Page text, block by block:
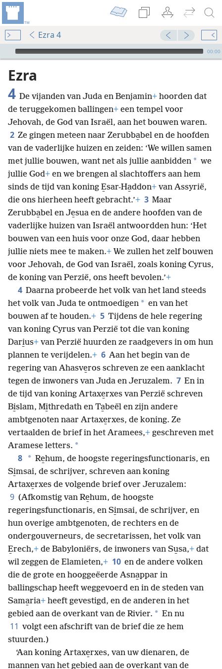
Ezra 4
Audio Player
00:00
Ezra
4 De vijanden van Juda en Benjamin+ hoorden dat
de teruggekomen ballingen+ een tempel voor
Jehovah, de God van Israël, aan het bouwen waren.
2 Ze gingen meteen naar Zerubba̱bel en de hoofden
van de vaderlijke huizen en zeiden: ‘We willen samen
met jullie bouwen, want net als jullie aanbidden * we
jullie God+ en we brengen al slachtoffers aan hem
sinds de tijd van koning E̱sar-Ha̱ddon+ van Assyrië,
die ons hierheen heeft gebracht.’+ 3 Maar
Zerubba̱bel en Je̱sua en de andere hoofden van de
vaderlijke huizen van Israël antwoordden hun: ‘Het
bouwen van een huis voor onze God, daar hebben
jullie niets mee te maken.+ We zullen het zelf bouwen
voor Jehovah, de God van Israël, zoals koning Cyrus,
de koning van Perzië, ons heeft bevolen.’+
4 Daarna probeerde het volk van het land steeds
het volk van Juda te ontmoedigen * en van het
bouwen af te houden.+ 5 Tijdens de hele regering
van koning Cyrus van Perzië tot die van koning
Dari̱us+ van Perzië huurden ze raadgevers in om hun
plannen te verijdelen.+ 6 Aan het begin van de
regering van Ahasve̱ros schreven ze een aanklacht
tegen de inwoners van Juda en Jeruzalem. 7 En in
de tijd van koning Artaxe̱rxes van Perzië schreven
Bi̱slam, Mi̱thredath en Ta̱beël en zijn andere
ambtgenoten naar Artaxe̱rxes, de koning. Ze
vertaalden de brief in het Aramees,+ geschreven met
Aramese letters. *
8 * Re̱hum, de hoogste regeringsfunctionaris, en
Si̱msai, de schrijver, schreven aan koning
Artaxe̱rxes de volgende brief over Jeruzalem:
9 (Afkomstig van Re̱hum, de hoogste
regeringsfunctionaris, en Si̱msai, de schrijver, en
hun overige ambtgenoten, de rechters en de
ondergouverneurs, de secretarissen, het volk van
E̱rech,+ de Babyloniërs, de inwoners van Su̱sa,+ dat
wil zeggen de Elamieten,+ 10 en de andere volken
die de grote en hooggeëerde Asna̱ppar in
ballingschap heeft weggevoerd en in de steden van
Sama̱ria+ heeft gevestigd, en de anderen in het
gebied aan de overkant van de Rivier. * En nu
11 volgt een afschrift van de brief die ze hem
stuurden.)
‘Aan koning Artaxe̱rxes, van uw dienaren, de
mannen van het gebied aan de overkant van de